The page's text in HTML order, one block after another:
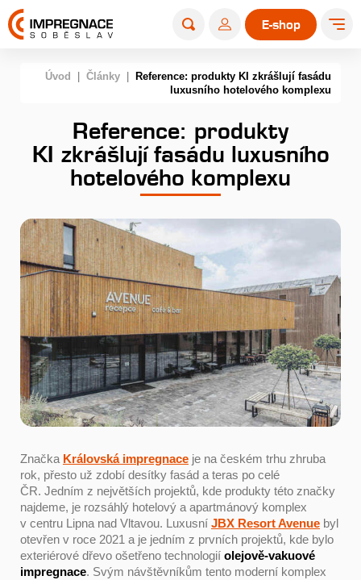
E-shop
Úvod Články
Reference: produkty KI zkrášlují fasádu
luxusního hotelového komplexu
Reference: produkty
KI zkrášlují fasádu luxusního
hotelového komplexu
Značka Královská impregnace je na českém trhu zhruba
rok, přesto už zdobí desítky fasád a teras po celé
ČR. Jedním z největších projektů, kde produkty této značky
najdeme, je rozsáhlý hotelový a apartmánový komplex
v centru Lipna nad Vltavou. Luxusní JBX Resort Avenue byl
otevřen v roce 2021 a je jedním z prvních projektů, kde bylo
exteriérové dřevo ošetřeno technologií olejově-vakuové
impregnace. Svým návštěvníkům tento moderní komplex